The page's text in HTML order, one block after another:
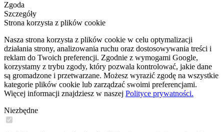
Zgoda
Szczegóły
Strona korzysta z plików cookie
Nasza strona korzysta z plików cookie w celu optymalizacji
działania strony, analizowania ruchu oraz dostosowywania treści i
reklam do Twoich preferencji. Zgodnie z wymogami Google,
korzystamy z trybu zgody, który pozwala kontrolować, jakie dane
są gromadzone i przetwarzane. Możesz wyrazić zgodę na wszystkie
kategorie plików cookie lub zarządzać swoimi preferencjami.
Więcej informacji znajdziesz w naszej Polityce prywatności.
Niezbędne